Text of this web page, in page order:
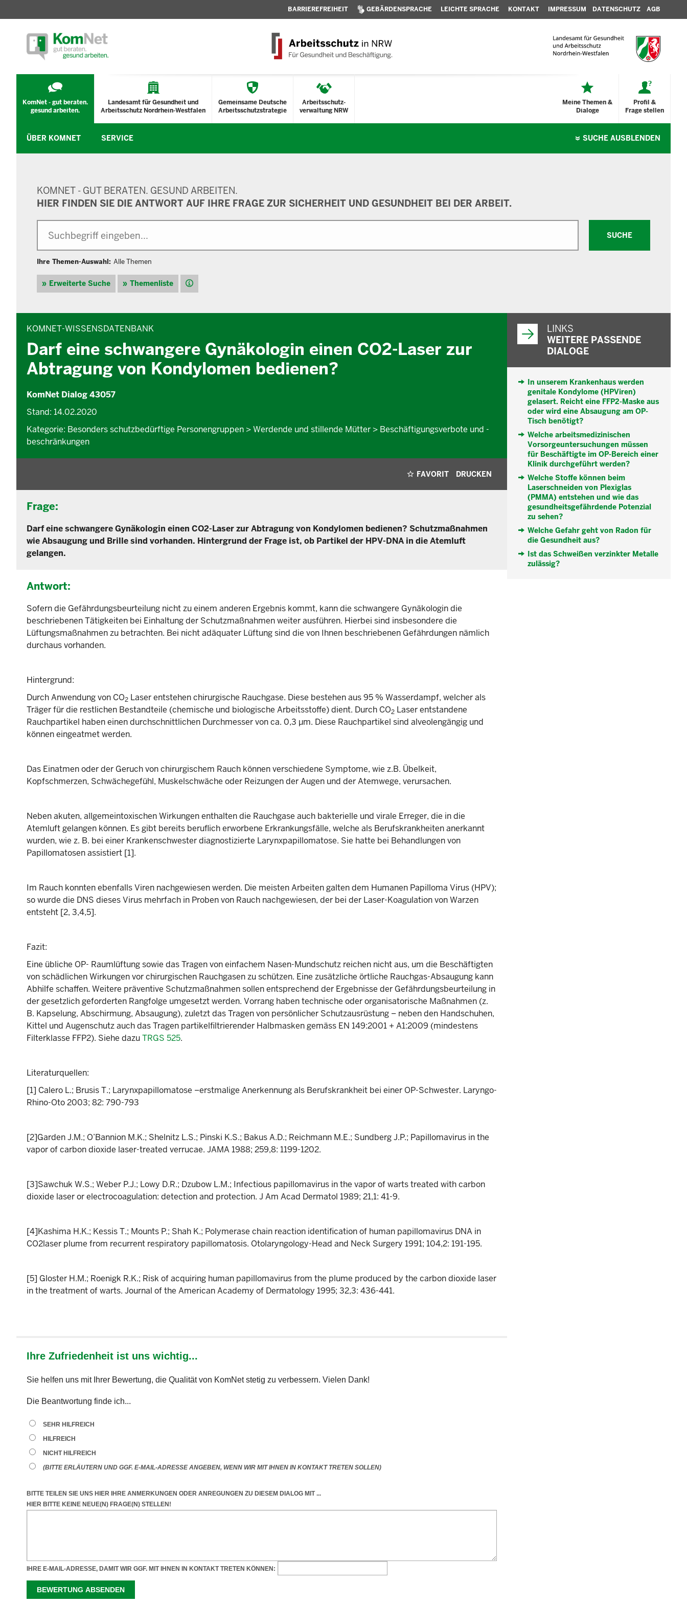
BARRIEREFREIHEIT GEBÄRDENSPRACHE LEICHTE SPRACHE KONTAKT IMPRESSUM DATENSCHUTZ AGB
KomNet - gut beraten.
gesund arbeiten.
Landesamt für Gesundheit und
Arbeitsschutz Nordrhein-Westfalen
Gemeinsame Deutsche
Arbeitsschutzstrategie
Arbeitsschutz-
verwaltung NRW
Profil &
Frage stellen
Meine Themen &
Dialoge
ÜBER KOMNET SERVICE SUCHE AUSBLENDEN
KOMNET - GUT BERATEN. GESUND ARBEITEN.
HIER FINDEN SIE DIE ANTWORT AUF IHRE FRAGE ZUR SICHERHEIT UND GESUNDHEIT BEI DER ARBEIT.
SUCHE
Ihre Themen-Auswahl: Alle Themen
Erweiterte Suche Themenliste Hilfe
KOMNET-WISSENSDATENBANK
Darf eine schwangere Gynäkologin einen CO2-Laser zur
Abtragung von Kondylomen bedienen?
KomNet Dialog 43057
Stand: 14.02.2020
Kategorie: Besonders schutzbedürftige Personengruppen > Werdende und stillende Mütter > Beschäftigungsverbote und -
beschränkungen
FAVORIT DRUCKEN
Frage:
Darf eine schwangere Gynäkologin einen CO2-Laser zur Abtragung von Kondylomen bedienen? Schutzmaßnahmen
wie Absaugung und Brille sind vorhanden. Hintergrund der Frage ist, ob Partikel der HPV-DNA in die Atemluft
gelangen.
Antwort:
Sofern die Gefährdungsbeurteilung nicht zu einem anderen Ergebnis kommt, kann die schwangere Gynäkologin die
beschriebenen Tätigkeiten bei Einhaltung der Schutzmaßnahmen weiter ausführen. Hierbei sind insbesondere die
Lüftungsmaßnahmen zu betrachten. Bei nicht adäquater Lüftung sind die von Ihnen beschriebenen Gefährdungen nämlich
durchaus vorhanden.
Hintergrund:
Durch Anwendung von CO2 Laser entstehen chirurgische Rauchgase. Diese bestehen aus 95 % Wasserdampf, welcher als
Träger für die restlichen Bestandteile (chemische und biologische Arbeitsstoffe) dient. Durch CO2 Laser entstandene
Rauchpartikel haben einen durchschnittlichen Durchmesser von ca. 0,3 μm. Diese Rauchpartikel sind alveolengängig und
können eingeatmet werden.
Das Einatmen oder der Geruch von chirurgischem Rauch können verschiedene Symptome, wie z.B. Übelkeit,
Kopfschmerzen, Schwächegefühl, Muskelschwäche oder Reizungen der Augen und der Atemwege, verursachen.
Neben akuten, allgemeintoxischen Wirkungen enthalten die Rauchgase auch bakterielle und virale Erreger, die in die
Atemluft gelangen können. Es gibt bereits beruflich erworbene Erkrankungsfälle, welche als Berufskrankheiten anerkannt
wurden, wie z. B. bei einer Krankenschwester diagnostizierte Larynxpapillomatose. Sie hatte bei Behandlungen von
Papillomatosen assistiert [1].
Im Rauch konnten ebenfalls Viren nachgewiesen werden. Die meisten Arbeiten galten dem Humanen Papilloma Virus (HPV);
so wurde die DNS dieses Virus mehrfach in Proben von Rauch nachgewiesen, der bei der Laser-Koagulation von Warzen
entsteht [2, 3,4,5].
Fazit:
Eine übliche OP- Raumlüftung sowie das Tragen von einfachem Nasen-Mundschutz reichen nicht aus, um die Beschäftigten
von schädlichen Wirkungen vor chirurgischen Rauchgasen zu schützen. Eine zusätzliche örtliche Rauchgas-Absaugung kann
Abhilfe schaffen. Weitere präventive Schutzmaßnahmen sollen entsprechend der Ergebnisse der Gefährdungsbeurteilung in
der gesetzlich geforderten Rangfolge umgesetzt werden. Vorrang haben technische oder organisatorische Maßnahmen (z.
B. Kapselung, Abschirmung, Absaugung), zuletzt das Tragen von persönlicher Schutzausrüstung – neben den Handschuhen,
Kittel und Augenschutz auch das Tragen partikelfiltrierender Halbmasken gemäss EN 149:2001 + A1:2009 (mindestens
Filterklasse FFP2). Siehe dazuTRGS 525.
Literaturquellen:
[1] Calero L.; Brusis T.; Larynxpapillomatose –erstmalige Anerkennung als Berufskrankheit bei einer OP-Schwester. Laryngo-
Rhino-Oto 2003; 82: 790-793
[2]Garden J.M.; O’Bannion M.K.; Shelnitz L.S.; Pinski K.S.; Bakus A.D.; Reichmann M.E.; Sundberg J.P.; Papillomavirus in the
vapor of carbon dioxide laser-treated verrucae. JAMA 1988; 259,8: 1199-1202.
[3]Sawchuk W.S.; Weber P.J.; Lowy D.R.; Dzubow L.M.; Infectious papillomavirus in the vapor of warts treated with carbon
dioxide laser or electrocoagulation: detection and protection. J Am Acad Dermatol 1989; 21,1: 41-9.
[4]Kashima H.K.; Kessis T.; Mounts P.; Shah K.; Polymerase chain reaction identification of human papillomavirus DNA in
CO2laser plume from recurrent respiratory papillomatosis. Otolaryngology-Head and Neck Surgery 1991; 104,2: 191-195.
[5] Gloster H.M.; Roenigk R.K.; Risk of acquiring human papillomavirus from the plume produced by the carbon dioxide laser
in the treatment of warts. Journal of the American Academy of Dermatology 1995; 32,3: 436-441.
LINKS
WEITERE PASSENDE
DIALOGE
In unserem Krankenhaus werden
genitale Kondylome (HPViren)
gelasert. Reicht eine FFP2-Maske aus
oder wird eine Absaugung am OP-
Tisch benötigt?
Welche arbeitsmedizinischen
Vorsorgeuntersuchungen müssen
für Beschäftigte im OP-Bereich einer
Klinik durchgeführt werden?
Welche Stoffe können beim
Laserschneiden von Plexiglas
(PMMA) entstehen und wie das
gesundheitsgefährdende Potenzial
zu sehen?
Welche Gefahr geht von Radon für
die Gesundheit aus?
Ist das Schweißen verzinkter Metalle
zulässig?